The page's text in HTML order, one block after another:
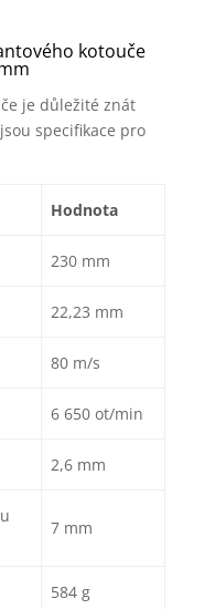
kotouče
je důležité znát
specifikace pro
Hodnota
230 mm
22,23 mm
80 m/s
6 650 ot/min
2,6 mm
7 mm
584 g